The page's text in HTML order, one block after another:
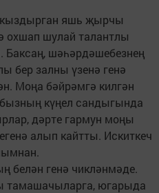
кыздырган яшь җырчы
охшап шулай талантлы
шәһәрдәшебезнең
бер залны үзенә генә
Моңа бәйрәмгә килгән
күңел сандыгында
дәрте гармун моңы
алып кайтты. Искиткеч
белән генә чикләнмәде.
тамашачыларга, югарыда